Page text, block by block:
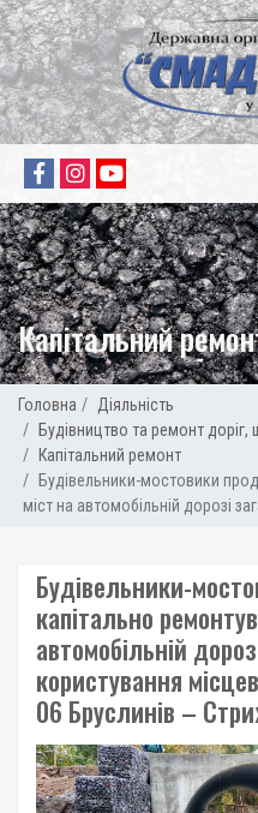
Головна
Діяльність
Будівництво та ремонт доріг,
Капітальний ремонт
Будівельники-мостовики
міст на автомобільній дорозі
Капітальний
Будівельники-
капітально
автомобільній
користування
06 Бруслинів –